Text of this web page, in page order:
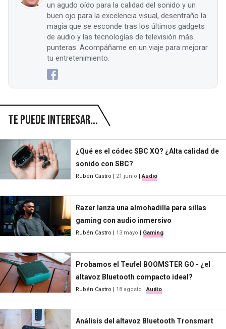
un agudo oído para la calidad del sonido y un
buen ojo para la excelencia visual, desentraño la
magia que se esconde tras los últimos gadgets
de audio y las tecnologías de televisión más
punteras. Acompáñame en un viaje para mejorar
tu entretenimiento.
Te puede interesar...
¿Qué es el códec SBC XQ? ¿Alta calidad de
sonido con SBC?
Rubén Castro 21 junio |Audio
Razer lanza una almohadilla para sillas
gaming con audio inmersivo
Rubén Castro 13 mayo Gaming
Probamos el Teufel BOOMSTER GO - ¿el
altavoz Bluetooth compacto ideal?
Rubén Castro 18 agosto |Audio
Análisis del altavoz Bluetooth Tronsmart